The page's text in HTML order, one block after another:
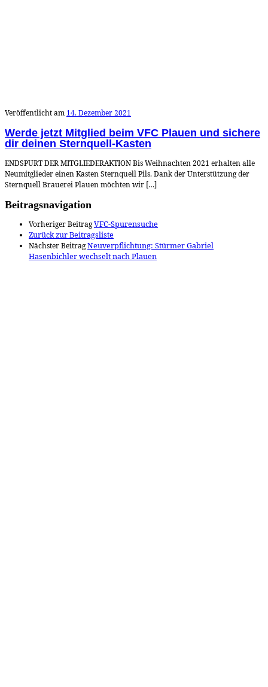
Veröffentlicht am 14. Dezember 2021
Werde jetzt Mitglied beim VFC Plauen und sichere
dir deinen Sternquell-Kasten
ENDSPURT DER MITGLIEDERAKTION Bis Weihnachten 2021 erhalten alle
Neumitglieder einen Kasten Sternquell Pils. Dank der Unterstützung der
Sternquell Brauerei Plauen möchten wir […]
Beitragsnavigation
Vorheriger BeitragVFC-Spurensuche
Zurück zur Beitragsliste
Nächster BeitragNeuverpflichtung: Stürmer Gabriel
Hasenbichler wechselt nach Plauen